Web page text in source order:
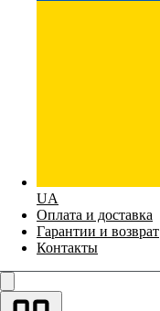
UA
Оплата и доставка
Гарантии и возврат
Контакты